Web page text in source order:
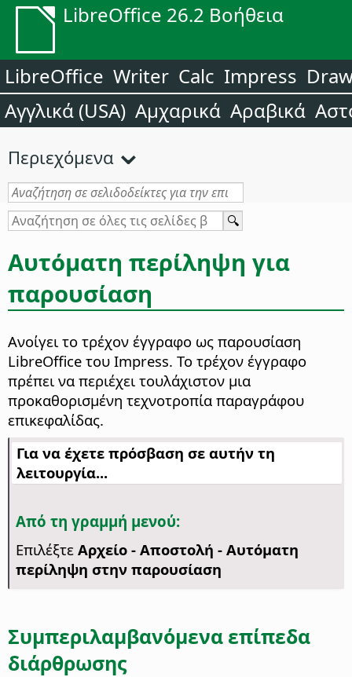
LibreOffice 26.2 Βοήθεια
LibreOffice Writer Calc Impress
Αγγλικά (USA) Αμχαρικά Αραβικά
Περιεχόμενα
Αυτόματη περίληψη για
παρουσίαση
Ανοίγει το τρέχον έγγραφο ως παρουσίαση
LibreOffice του Impress. Το τρέχον έγγραφο
πρέπει να περιέχει τουλάχιστον μια
προκαθορισμένη τεχνοτροπία παραγράφου
επικεφαλίδας.
Για να έχετε πρόσβαση σε αυτήν τη
λειτουργία...
Από τη γραμμή μενού:
Επιλέξτε Αρχείο - Αποστολή - Αυτόματη
περίληψη στην παρουσίαση
Συμπεριλαμβανόμενα επίπεδα
διάρθρωσης